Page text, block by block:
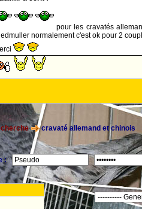
pour les cravatés
normalement c'est ok pour 2
cravaté allemand et chinois
: